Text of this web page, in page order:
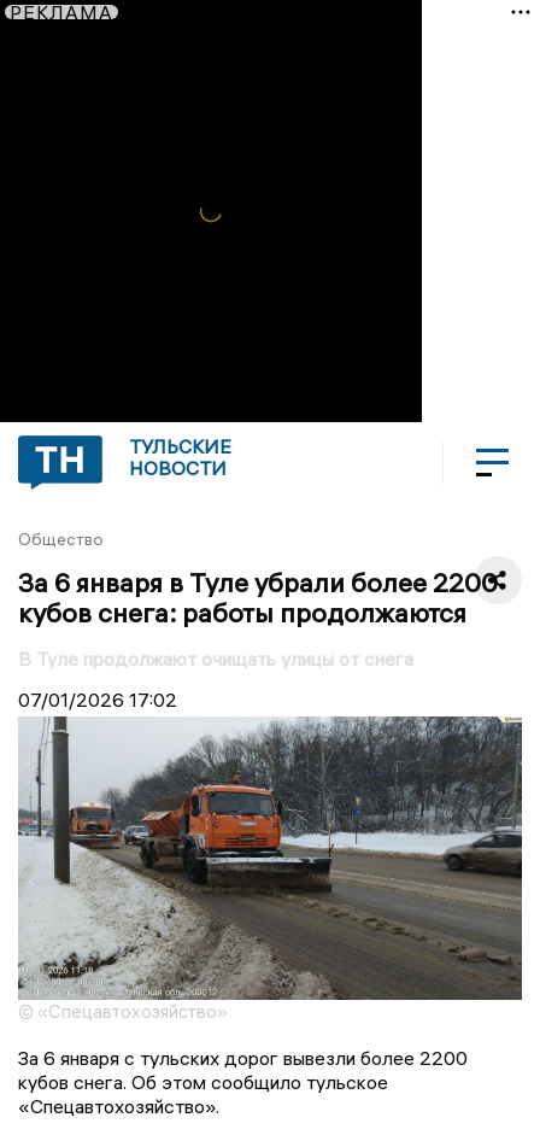
РЕКЛАМА
ТУЛЬСКИЕ
НОВОСТИ
Общество
За 6 января в Туле убрали более 2200
кубов снега: работы продолжаются
В Туле продолжают очищать улицы от снега
07/01/2026 17:02
© «Спецавтохозяйство»
За 6 января с тульских дорог вывезли более 2200
кубов снега. Об этом сообщило тульское
«Спецавтохозяйство».